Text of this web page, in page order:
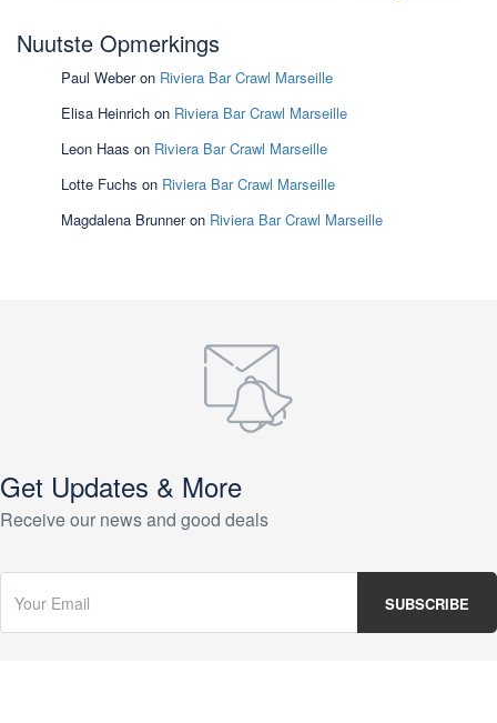
Nuutste Opmerkings
Paul Weberon Riviera Bar Crawl Marseille
Elisa Heinrich on Riviera Bar Crawl Marseille
Leon Haas on Riviera Bar Crawl Marseille
Lotte Fuchs on Riviera Bar Crawl Marseille
Magdalena Brunneron Riviera Bar Crawl Marseille
Get Updates & More
Receive our news and good deals